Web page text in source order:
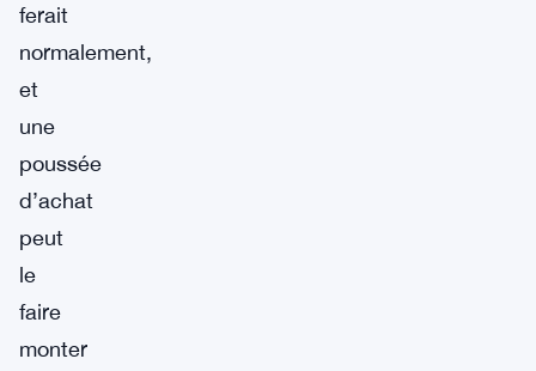
ferait
normalement,
et
une
poussée
d’achat
peut
le
faire
monter